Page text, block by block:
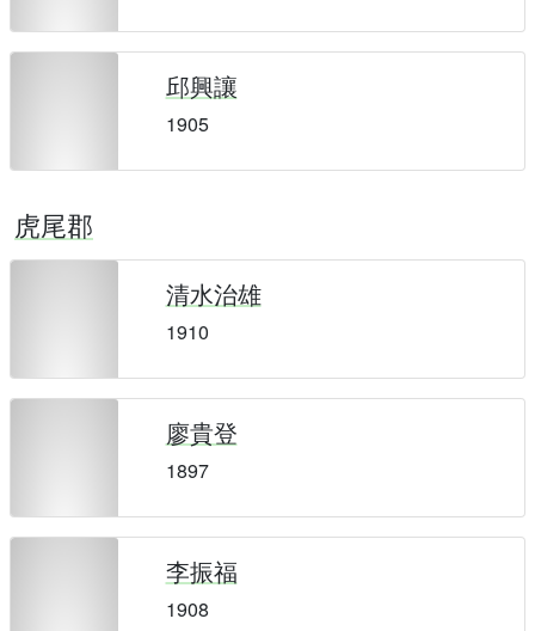
邱興讓
1905
虎尾郡
清水治雄
1910
廖貴登
1897
李振福
1908